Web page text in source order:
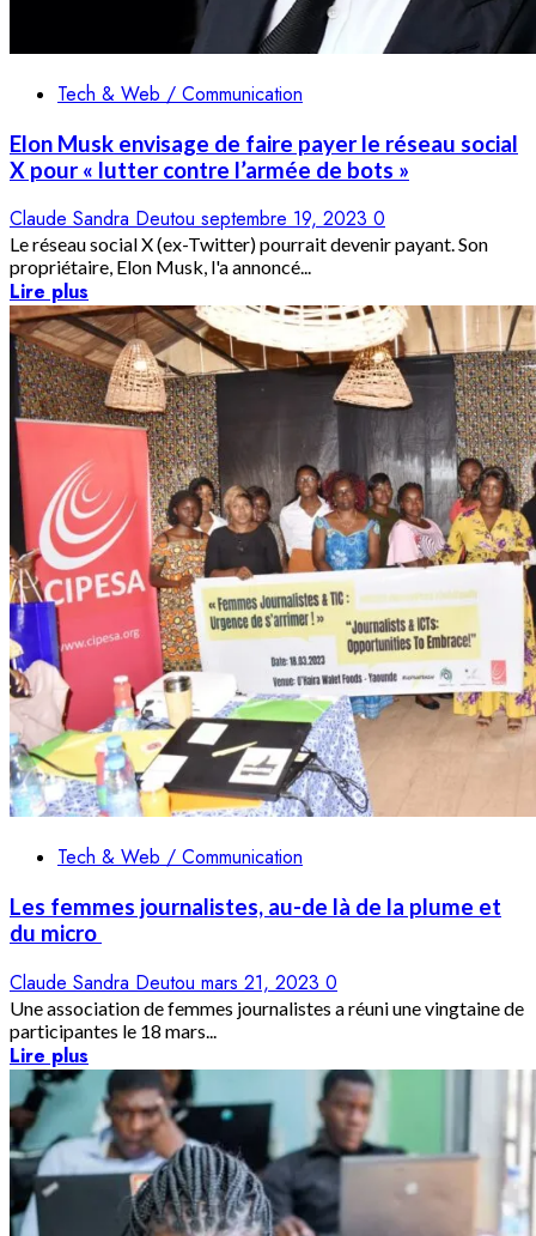
Tech & Web / Communication
Elon Musk envisage de faire payer le réseau social
X pour « lutter contre l’armée de bots »
Claude Sandra Deutou septembre 19, 2023 0
Le réseau social X (ex-Twitter) pourrait devenir payant. Son
propriétaire, Elon Musk, l'a annoncé...
Lire plus
Tech & Web / Communication
Les femmes journalistes, au-de là de la plume et
du micro
Claude Sandra Deutou mars 21, 2023 0
Une association de femmes journalistes a réuni une vingtaine de
participantes le 18 mars...
Lire plus